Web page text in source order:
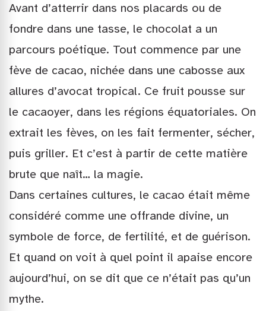
Avant d’atterrir dans nos placards ou de
fondre dans une tasse, le chocolat a un
parcours poétique. Tout commence par une
fève de cacao, nichée dans une cabosse aux
allures d’avocat tropical. Ce fruit pousse sur
le cacaoyer, dans les régions équatoriales. On
extrait les fèves, on les fait fermenter, sécher,
puis griller. Et c’est à partir de cette matière
brute que naît… la magie.
Dans certaines cultures, le cacao était même
considéré comme une offrande divine, un
symbole de force, de fertilité, et de guérison.
Et quand on voit à quel point il apaise encore
aujourd’hui, on se dit que ce n’était pas qu’un
mythe.